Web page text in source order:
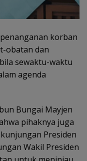
korban
obatan dan
sewaktu-waktu
agenda
Bungai Mayjen
pihaknya juga
Presiden
Wakil Presiden